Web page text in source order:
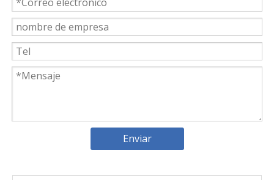
Weyeah Power, 25 de diciembre de 2023 - En esta
Enviar